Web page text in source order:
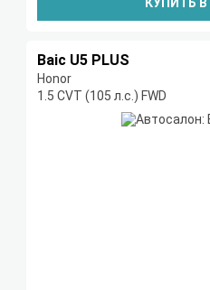
Baic U5 PLUS
Honor
1.5 CVT (105 л.с.) FWD